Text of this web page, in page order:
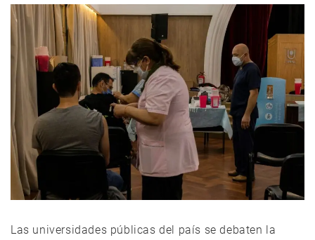
Las universidades públicas del país se debaten la